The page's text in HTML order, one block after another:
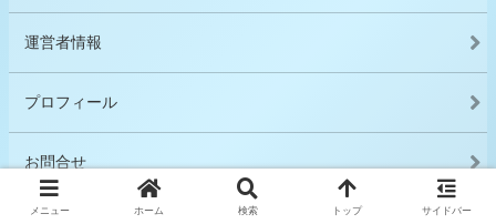
運営者情報
プロフィール
お問合せ
メニュー ホーム 検索 トップ サイドバー